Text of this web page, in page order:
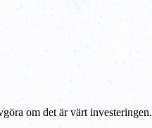
om det är värt investeringen.